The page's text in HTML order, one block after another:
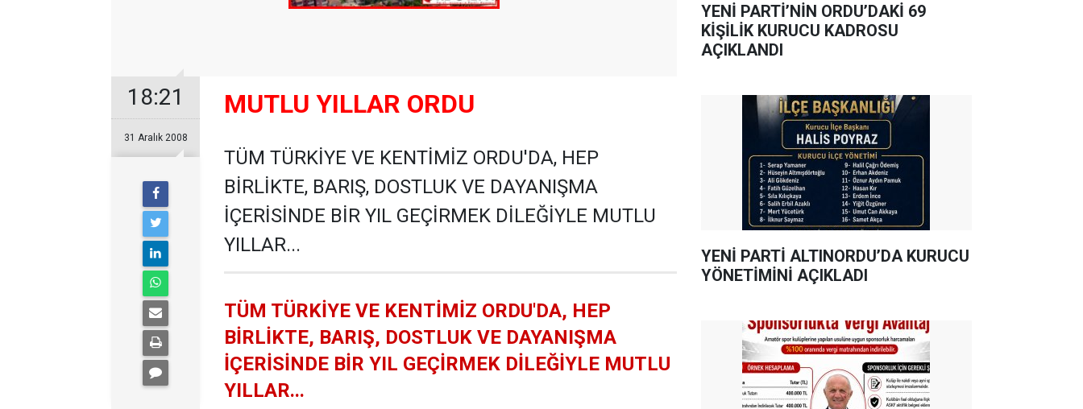
18:21
31 Aralık 2008
MUTLU YILLAR ORDU
TÜM TÜRKİYE VE KENTİMİZ ORDU'DA, HEP
BİRLİKTE, BARIŞ, DOSTLUK VE DAYANIŞMA
İÇERİSİNDE BİR YIL GEÇİRMEK DİLEĞİYLE MUTLU
YILLAR...
TÜM TÜRKİYE VE KENTİMİZ ORDU'DA, HEP
BİRLİKTE, BARIŞ, DOSTLUK VE DAYANIŞMA
İÇERİSİNDE BİR YIL GEÇİRMEK DİLEĞİYLE MUTLU
YILLAR...
YENİ PARTİ’NİN ORDU’DAKİ 69
KİŞİLİK KURUCU KADROSU
AÇIKLANDI
YENİ PARTİ ALTINORDU’DA KURUCU
YÖNETİMİNİ AÇIKLADI